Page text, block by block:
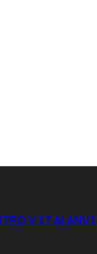
V 17 AI